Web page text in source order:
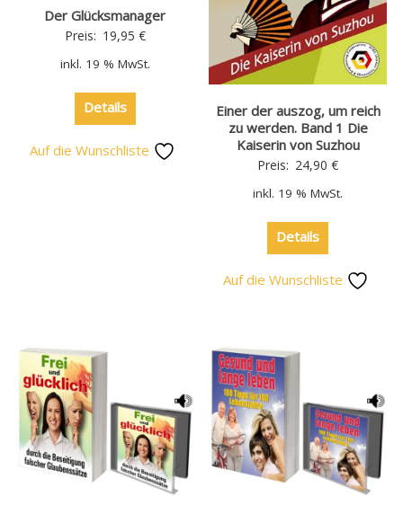
Der Glücksmanager
Preis: 19,95 €
inkl. 19 % MwSt.
Details
Auf die Wunschliste
Einer der auszog, um reich
zu werden. Band 1 Die
Kaiserin von Suzhou
Preis: 24,90€
inkl. 19 % MwSt.
Details
Auf die Wunschliste